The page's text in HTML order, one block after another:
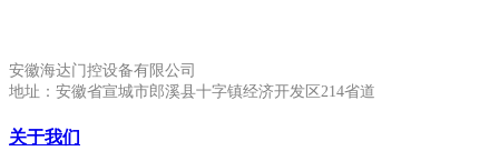
安徽海达门控设备有限公司
地址：安徽省宣城市郎溪县十字镇经济开发区214省道
关于我们